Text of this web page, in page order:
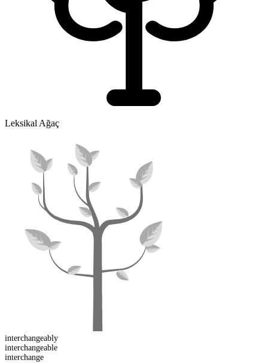
Leksikal Ağaç
interchangeably
interchangeable
interchange